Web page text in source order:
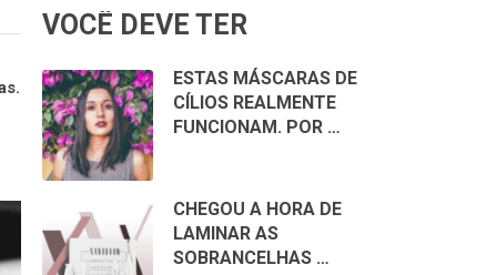
VOCÊ DEVE TER
ESTAS MÁSCARAS DE
CÍLIOS REALMENTE
FUNCIONAM. POR …
CHEGOU A HORA DE
LAMINAR AS
SOBRANCELHAS …